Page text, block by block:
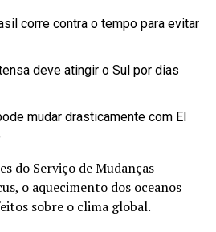
corre contra o tempo para evitar
deve atingir o Sul por dias
mudar drasticamente com El
do Serviço de Mudanças
o aquecimento dos oceanos
sobre o clima global.